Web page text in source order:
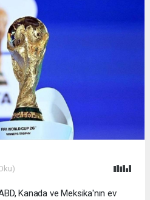
Kanada ve Meksika'nın ev